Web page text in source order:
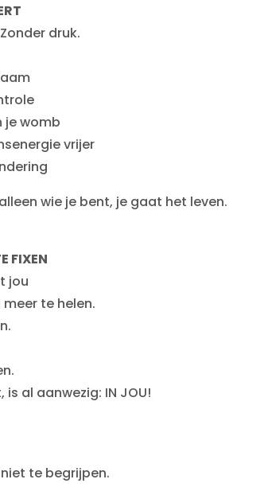
druk.
je womb
vrijer
wie je bent, je gaat het leven.
FIXEN
jou
te helen.
is al aanwezig: IN JOU!
te begrijpen.